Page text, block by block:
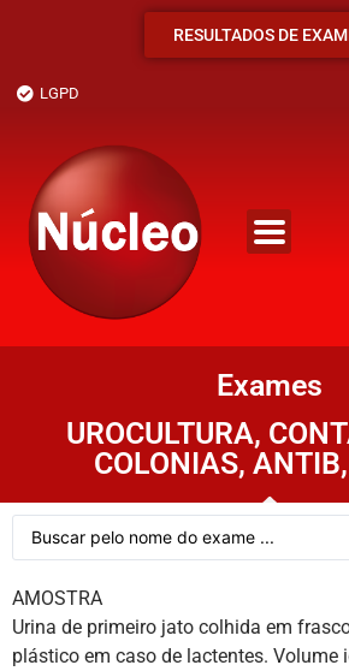
RESULTADOS DE
LGPD
Exames
UROCULTURA,
COLONIAS,
AMOSTRA
Urina de primeiro jato colhida em
plástico em caso de lactentes. Volume